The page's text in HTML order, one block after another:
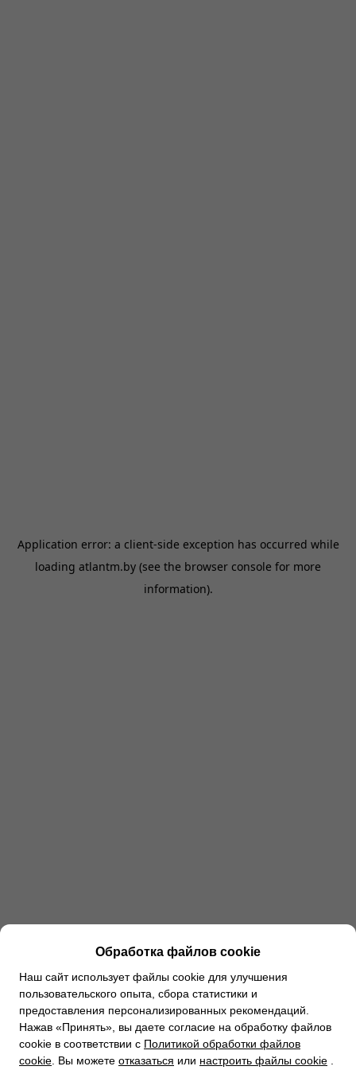
Application error: a client-side exception has occurred while
loading atlantm.by (see the browser console for more
information).
Обработка файлов cookie
Наш сайт использует файлы cookie для улучшения
пользовательского опыта, сбора статистики и
предоставления персонализированных рекомендаций.
Нажав «Принять», вы даете согласие на обработку файлов
cookie в соответствии с Политикой обработки файлов
cookie . Вы можете отказаться или настроить файлы cookie